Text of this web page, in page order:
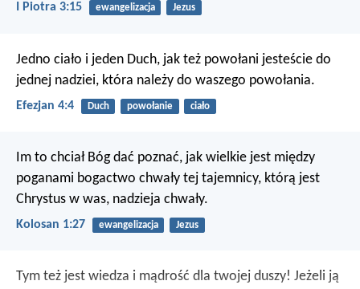
I Piotra 3:15 ewangelizacja Jezus
Jedno ciało i jeden Duch, jak też powołani jesteście do
jednej nadziei, która należy do waszego powołania.
Efezjan 4:4 Duch powołanie ciało
Im to chciał Bóg dać poznać, jak wielkie jest między
poganami bogactwo chwały tej tajemnicy, którą jest
Chrystus w was, nadzieja chwały.
Kolosan 1:27 ewangelizacja Jezus
Tym też jest wiedza i mądrość dla twojej duszy! Jeżeli ją